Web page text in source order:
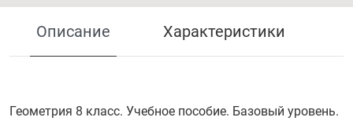
Описание Характеристики
Геометрия 8 класс. Учебное пособие. Базовый уровень.